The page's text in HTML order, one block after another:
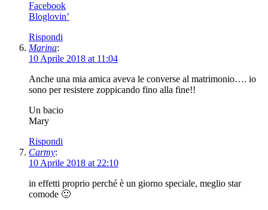
Facebook
Bloglovin’
Rispondi
Marina:
10 Aprile 2018 at 11:04
Anche una mia amica aveva le converse al matrimonio…. io
sono per resistere zoppicando fino alla fine!!
Un bacio
Mary
Rispondi
Carmy:
10 Aprile 2018 at 22:10
in effetti proprio perché è un giorno speciale, meglio star
comode 🙂